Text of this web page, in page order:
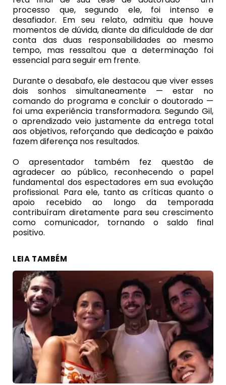
processo que, segundo ele, foi intenso e
desafiador. Em seu relato, admitiu que houve
momentos de dúvida, diante da dificuldade de dar
conta das duas responsabilidades ao mesmo
tempo, mas ressaltou que a determinação foi
essencial para seguir em frente.
Durante o desabafo, ele destacou que viver esses
dois sonhos simultaneamente — estar no
comando do programa e concluir o doutorado —
foi uma experiência transformadora. Segundo Gil,
o aprendizado veio justamente da entrega total
aos objetivos, reforçando que dedicação e paixão
fazem diferença nos resultados.
O apresentador também fez questão de
agradecer ao público, reconhecendo o papel
fundamental dos espectadores em sua evolução
profissional. Para ele, tanto as críticas quanto o
apoio recebido ao longo da temporada
contribuíram diretamente para seu crescimento
como comunicador, tornando o saldo final
positivo.
LEIA TAMBÉM